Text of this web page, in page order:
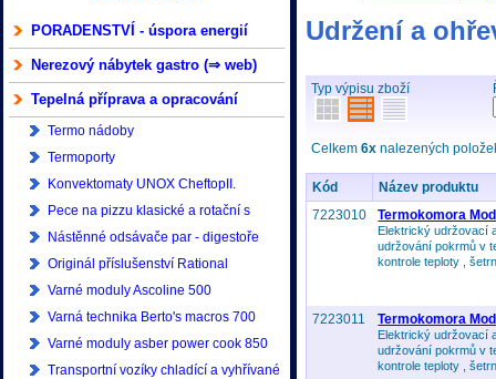
PORADENSTVÍ - úspora energií
Nerezový nábytek gastro (⇒ web)
Tepelná příprava a opracování
Termo nádoby
Termoporty
Konvektomaty UNOX CheftopII.
generace
Pece na pizzu klasické a rotační s
příslušenstvím
Nástěnné odsávače par - digestoře
Originál příslušenství Rational
Varné moduly Ascoline 500
Varná technika Berto's macros 700
Varné moduly asber power cook 850
Transportní vozíky chladící a vyhřívané
Udržení a
Typ výpisu zboží
Celkem6x nalezených
Kód Název produktu
7223010
Termokomora
Elektrický udržovací
udržování pokrmů v
kontrole teploty ,
7223011 Termokomora
Elektrický udržovací
udržování pokrmů v
kontrole teploty ,